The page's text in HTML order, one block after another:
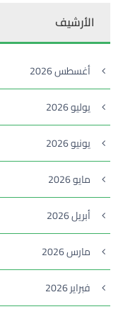
الأرشيف
أغسطس 2026
يوليو 2026
يونيو 2026
مايو 2026
أبريل 2026
مارس 2026
فبراير 2026